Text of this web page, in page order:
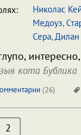
Николас
Медоуз,
Сера,Дилан
кота Бублика
(26)
2